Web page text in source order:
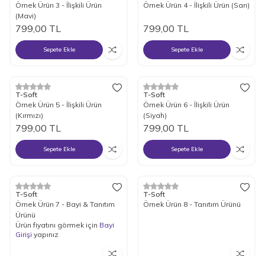
Örnek Ürün 3 - İlişkili Ürün
(Mavi)
799,00 TL
Sepete Ekle
Örnek Ürün 4 - İlişkili Ürün (Sarı)
799,00 TL
Sepete Ekle
Yeni
T-Soft
Örnek Ürün 5 - İlişkili Ürün
(Kırmızı)
799,00 TL
Sepete Ekle
T-Soft
Örnek Ürün 6 - İlişkili Ürün
(Siyah)
799,00 TL
Sepete Ekle
Yeni
T-Soft
Örnek Ürün 7 - Bayi & Tanıtım
Ürünü
Ürün fiyatını görmek için Bayi
Girişi yapınız
T-Soft
Örnek Ürün 8 - Tanıtım Ürünü